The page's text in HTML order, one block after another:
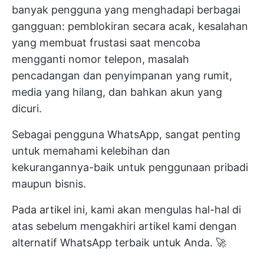
banyak pengguna yang menghadapi berbagai
gangguan: pemblokiran secara acak, kesalahan
yang membuat frustasi saat mencoba
mengganti nomor telepon, masalah
pencadangan dan penyimpanan yang rumit,
media yang hilang, dan bahkan akun yang
dicuri.
Sebagai pengguna WhatsApp, sangat penting
untuk memahami kelebihan dan
kekurangannya-baik untuk penggunaan pribadi
maupun bisnis.
Pada artikel ini, kami akan mengulas hal-hal di
atas sebelum mengakhiri artikel kami dengan
alternatif WhatsApp terbaik untuk Anda. 🚀